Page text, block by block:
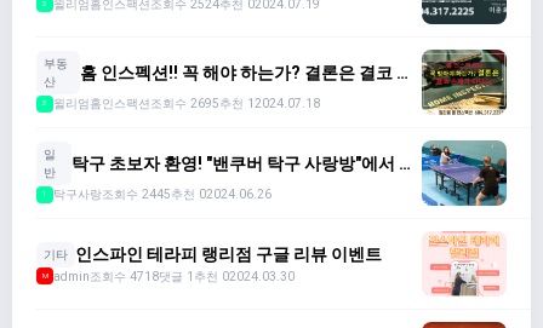
2 윌리엄홈인스팩션조회수 2524추천 02024.07.19
부동
산
홈 인스펙션!! 꼭 해야 하는가? 결론은 결코 손
2 윌리엄홈인스팩션조회수 2695추천 1 2024.07.18
일
반
탁구 초보자 환영! "밴쿠버 탁구 사랑방"에서 함
1 탁구사랑조회수 2445추천 02024.06.26
기타 인스파인 테라피 랭리점 구글 리뷰 이벤트
M admin조회수 4718댓글 1 추천 02024.03.30